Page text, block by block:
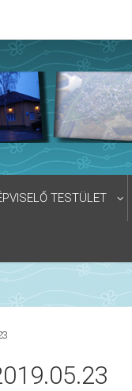
TESTÜLET